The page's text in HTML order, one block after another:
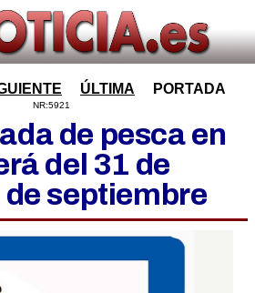
ÚLTIMA PORTADA
NR:5921
de pesca en
del 31 de
de septiembre